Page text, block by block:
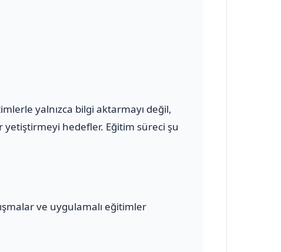
yalnızca bilgi aktarmayı değil,
yetiştirmeyi hedefler. Eğitim süreci şu
ve uygulamalı eğitimler